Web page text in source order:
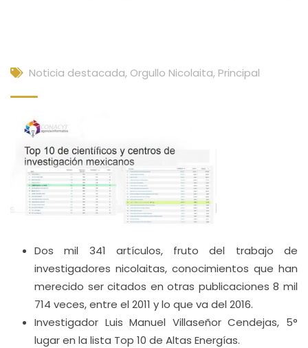
Noticia destacada, Orgullo Nicolaita, Principal
Dos mil 341 artículos, fruto del trabajo de
investigadores nicolaitas, conocimientos que han
merecido ser citados en otras publicaciones 8 mil
714 veces, entre el 2011 y lo que va del 2016.
Investigador Luis Manuel Villaseñor Cendejas, 5°
lugar en la lista Top 10 de Altas Energías.